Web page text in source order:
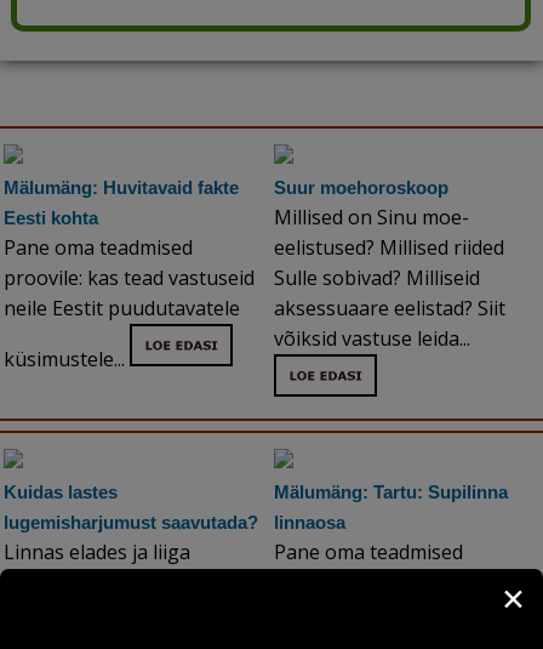
Mälumäng: Huvitavaid fakte
Eesti kohta
Pane oma teadmised
proovile: kas tead vastuseid
neile Eestit puudutavatele
küsimustele...
Suur moehoroskoop
Millised on Sinu moe-
eelistused? Millised riided
Sulle sobivad? Milliseid
aksessuaare eelistad? Siit
võiksid vastuse leida...
Kuidas lastes
lugemisharjumust saavutada?
Linnas elades ja liiga
Mälumäng: Tartu: Supilinna
linnaosa
Pane oma teadmised
✕